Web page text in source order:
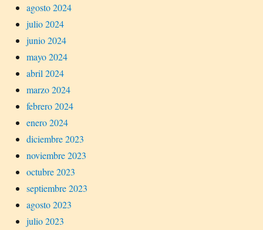
agosto 2024
julio 2024
junio 2024
mayo 2024
abril 2024
marzo 2024
febrero 2024
enero 2024
diciembre 2023
noviembre 2023
octubre 2023
septiembre 2023
agosto 2023
julio 2023